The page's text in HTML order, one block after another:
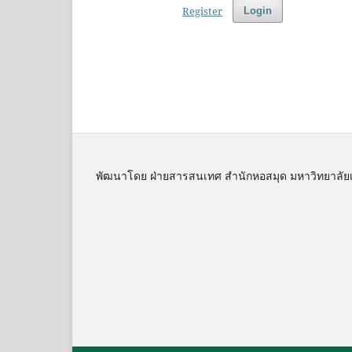
Login
Register
พัฒนาโดย ฝ่ายสารสนเทศ สำนักหอสมุด มหาวิทยาลัย